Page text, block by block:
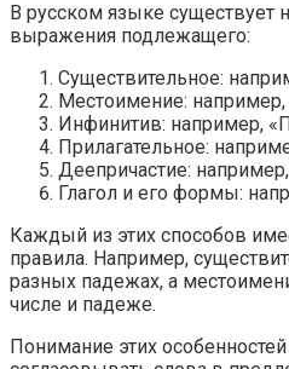
В русском языке существует
выражения подлежащего:
Существительное:
Местоимение: например,
Инфинитив: например,
Прилагательное:
Деепричастие:
Глагол и его формы:
Каждый из этих способов
правила. Например,
разных падежах, а
числе и падеже.
Понимание этих